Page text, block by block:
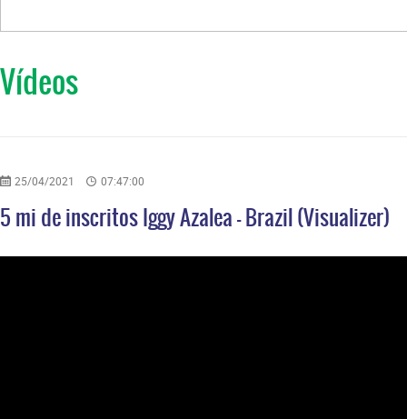
Vídeos
25/04/2021 07:47:00
5 mi de inscritos Iggy Azalea - Brazil (Visualizer)